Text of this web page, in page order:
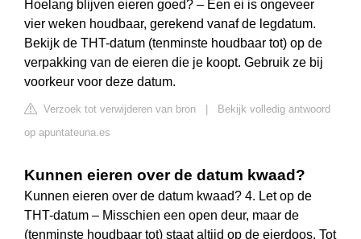
Hoelang blijven eieren goed? – Een ei is ongeveer
vier weken houdbaar, gerekend vanaf de legdatum.
Bekijk de THT-datum (tenminste houdbaar tot) op de
verpakking van de eieren die je koopt. Gebruik ze bij
voorkeur voor deze datum.
Verzoek tot verwijderen van bron
Bekijk volledig antwoord
op apuntateuna.es
Kunnen eieren over de datum kwaad?
Kunnen eieren over de datum kwaad? 4. Let op de
THT-datum – Misschien een open deur, maar de
(tenminste houdbaar tot) staat altijd op de eierdoos. Tot